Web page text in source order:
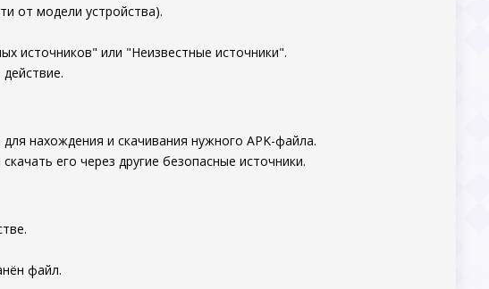
от модели устройства).
источников" или "Неизвестные источники".
нахождения и скачивания нужного APK-файла.
его через другие безопасные источники.
файл.